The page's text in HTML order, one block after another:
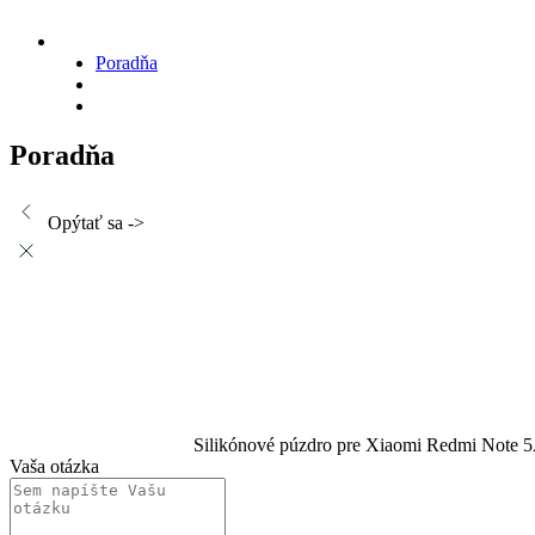
Poradňa
Poradňa
Opýtať sa ->
Silikónové púzdro pre Xiaomi Redmi Note
Vaša otázka